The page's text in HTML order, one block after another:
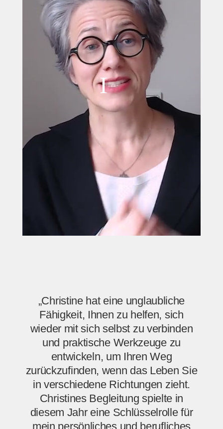
„Christine hat eine unglaubliche
Fähigkeit, Ihnen zu helfen, sich
wieder mit sich selbst zu verbinden
und praktische Werkzeuge zu
entwickeln, um Ihren Weg
zurückzufinden, wenn das Leben Sie
in verschiedene Richtungen zieht.
Christines Begleitung spielte in
diesem Jahr eine Schlüsselrolle für
mein persönliches und berufliches